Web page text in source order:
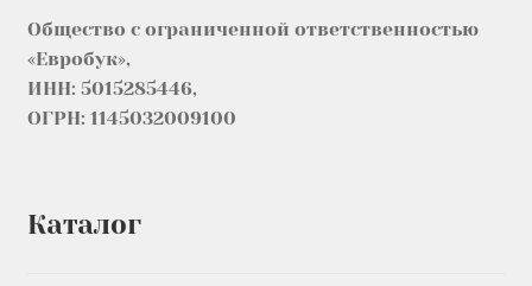
Общество с ограниченной ответственностью
«Евробук»,
ИНН: 5015285446,
ОГРН: 1145032009100
Каталог